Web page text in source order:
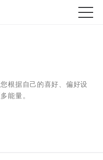
根据自己的喜好、偏好设
能量。